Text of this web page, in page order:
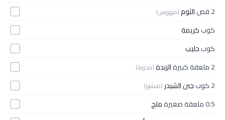
2 فص الثوم(مهروس)
كوبكريمة
كوبحليب
2 ملعقة كبيرة
الزبدة(مذوبة)
2 كوب جبن الشيدر (مبشور)
0.5 ملعقة صغيرة
ملح